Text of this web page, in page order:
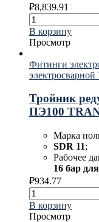
₽8,839.91
В корзину
Просмотр
Фитинги
Тройник
ПЭ100
Марка
SDR 11;
Рабочее
16 бар
₽934.77
В корзину
Просмотр